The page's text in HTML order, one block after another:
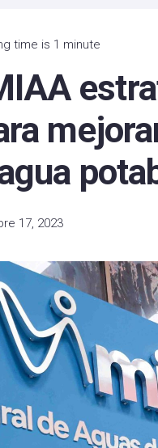
time is 1 minute
17, 2023